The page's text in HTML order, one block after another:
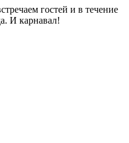
гостей и в течение
И карнавал!